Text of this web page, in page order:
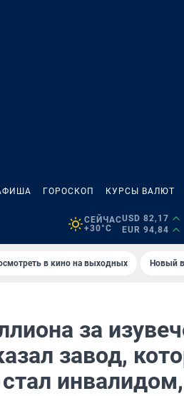
ГОРОСКОП КУРСЫ ВАЛЮТ
СЕЙЧАС
+30°C
USD 82,17
EUR 94,84
в кино на выходных Новый
за
завод,
стал